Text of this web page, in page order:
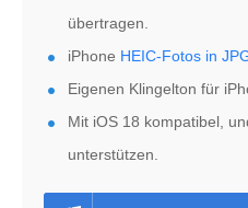
übertragen.
iPhone HEIC-Fotos in
Eigenen Klingelton für
Mit iOS 18 kompatibel,
unterstützen.